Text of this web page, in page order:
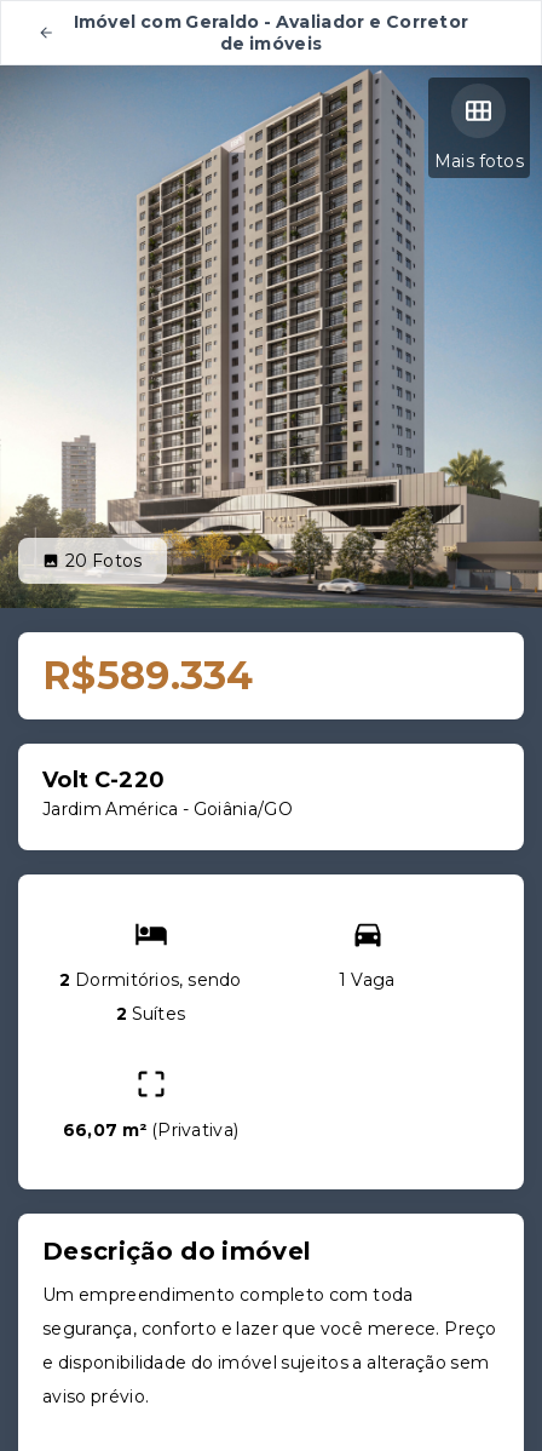
Imóvel com Geraldo - Avaliador e Corretor
de imóveis
Mais fotos
20 Fotos
R$589.334
Volt C-220
Jardim América - Goiânia/GO
2 Dormitórios, sendo
2 Suítes
1 Vaga
66,07 m² (Privativa)
Descrição do imóvel
Um empreendimento completo com toda
segurança, conforto e lazer que você merece. Preço
e disponibilidade do imóvel sujeitos a alteração sem
aviso prévio.